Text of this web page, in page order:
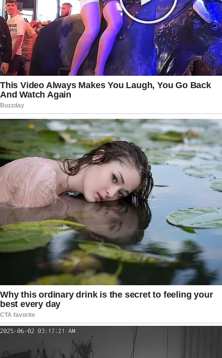
O caso de saúde do narrador também despertou
curiosidade entre os internautas sobre o
significado do diagnóstico. A neoplasia na região
cervical é um termo médico utilizado para
descrever um crescimento anormal de células
localizado na área do pescoço. Dependendo das
características identificadas pelos especialistas,
a condição pode representar diferentes tipos de
alterações, desde quadros benignos até doenças
que exigem acompanhamento mais rigoroso e
tratamento contínuo. Em situações como essa, o
diagnóstico precoce e o suporte médico
adequado fazem toda a diferença no processo
de recuperação.
Enquanto segue afastado da televisão, Luís
Roberto continua recebendo apoio de fãs
espalhados por todo o Brasil. Nas redes sociais,
muitos internautas destacam a importância do
narrador para o esporte nacional e demonstram
esperança de vê-lo novamente à frente das
grandes coberturas esportivas. A expectativa é
de que, respeitando todas as orientações